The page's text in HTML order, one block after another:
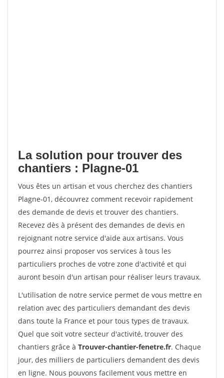
La solution pour trouver des
chantiers : Plagne-01
Vous êtes un artisan et vous cherchez des chantiers
Plagne-01, découvrez comment recevoir rapidement
des demande de devis et trouver des chantiers.
Recevez dès à présent des demandes de devis en
rejoignant notre service d'aide aux artisans. Vous
pourrez ainsi proposer vos services à tous les
particuliers proches de votre zone d'activité et qui
auront besoin d'un artisan pour réaliser leurs travaux.
L'utilisation de notre service permet de vous mettre en
relation avec des particuliers demandant des devis
dans toute la France et pour tous types de travaux.
Quel que soit votre secteur d'activité, trouver des
chantiers grâce à Trouver-chantier-fenetre.fr. Chaque
jour, des milliers de particuliers demandent des devis
en ligne. Nous pouvons facilement vous mettre en